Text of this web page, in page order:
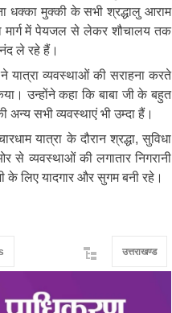
धक्का मुक्की के सभी श्रद्धालु आराम
मार्ग में पेयजल से लेकर शौचालय तक
ले रहे हैं।
यात्रा व्यवस्थाओं की सराहना करते
उन्होंने कहा कि बाबा जी के बहुत
सभी व्यवस्थाएं भी उम्दा हैं।
यात्रा के दौरान श्रद्धा, सुविधा
से व्यवस्थाओं की लगातार निगरानी
के लिए यादगार और सुगम बनी रहे।
उत्तराखण्ड